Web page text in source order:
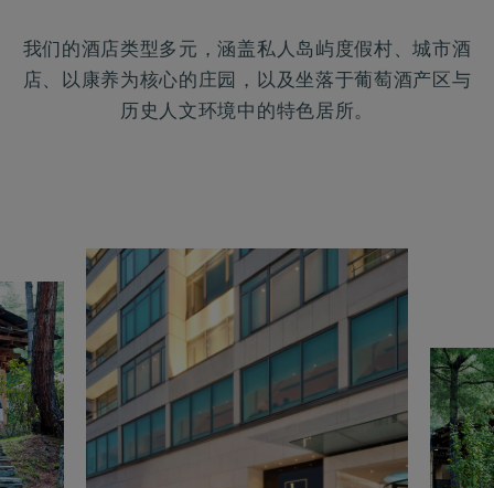
我们的酒店类型多元，涵盖私人岛屿度假村、城市酒
店、以康养为核心的庄园，以及坐落于葡萄酒产区与
历史人文环境中的特色居所。